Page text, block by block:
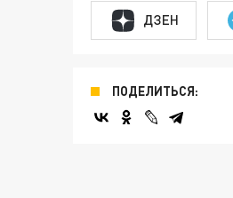
ДЗЕН
ПОДЕЛИТЬСЯ: